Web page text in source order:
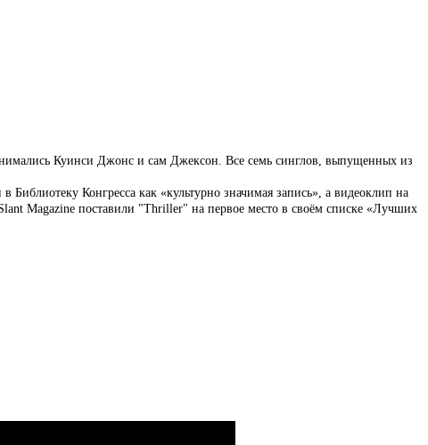
Куинси Джонс и сам Джексон. Все семь синглов, выпущенных из
Конгресса как «культурно значимая запись», а видеоклип на
Magazine поставили "Thriller" на первое место в своём списке «Лучших